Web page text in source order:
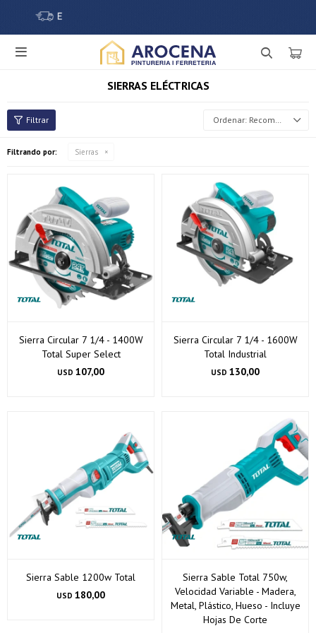

SIERRAS ELÉCTRICAS
Recomendados
Filtrando por: Sierras
Sierra Circular 7 1/4 - 1400W
Total Super Select
USD 107,00
Sierra Circular 7 1/4 - 1600W
Total Industrial
USD 130,00
Sierra Sable 1200w Total
USD 180,00
Sierra Sable Total 750w,
Velocidad Variable - Madera,
Metal, Plástico, Hueso - Incluye
Hojas De Corte
Comprá ahora y Pagá
¡Sumate a la forma más ágil de comprar!
cuotas * ¡Solo con tu cédula!
* sujeto aprobación crediticia.
Verifica si estás calificado para comprar con Pago